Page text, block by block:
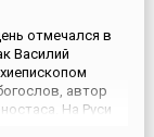
отмечался в
Василий
автор
На Руси